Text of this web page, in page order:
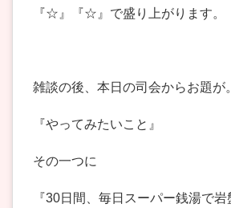
『☆』『☆』で盛り上がります。
雑談の後、本日の司会からお題が。
『やってみたいこと』
その一つに
『30日間、毎日スーパー銭湯で岩